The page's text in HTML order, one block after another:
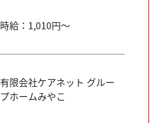
時給：1,010円～
有限会社ケアネット グルー
プホームみやこ